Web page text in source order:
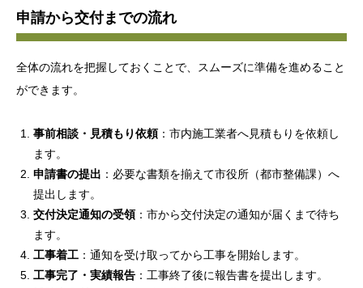
申請から交付までの流れ
全体の流れを把握しておくことで、スムーズに準備を進めること
ができます。
事前相談・見積もり依頼 ：市内施工業者へ見積もりを依頼し
ます。
申請書の提出 ：必要な書類を揃えて市役所（都市整備課）へ
提出します。
交付決定通知の受領：市から交付決定の通知が届くまで待ち
ます。
工事着工 ：通知を受け取ってから工事を開始します。
工事完了・実績報告 ：工事終了後に報告書を提出します。